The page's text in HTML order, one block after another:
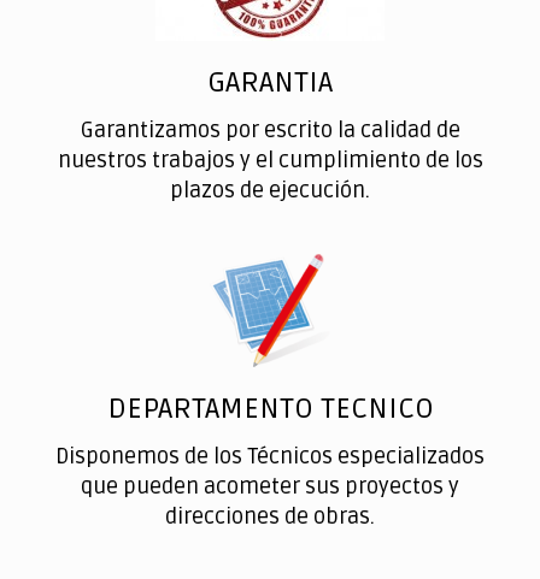
GARANTIA
Garantizamos por escrito la calidad de
nuestros trabajos y el cumplimiento de los
plazos de ejecución.
DEPARTAMENTO TECNICO
Disponemos de los Técnicos especializados
que pueden acometer sus proyectos y
direcciones de obras.